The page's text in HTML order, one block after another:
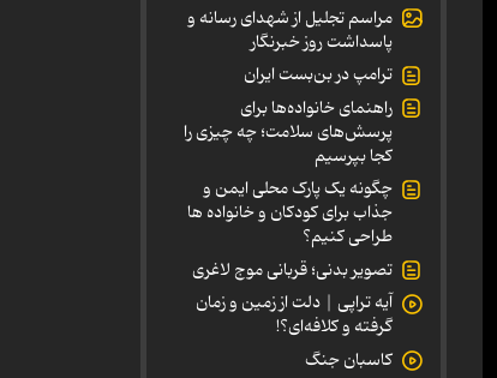
مراسم تجلیل از شهدای رسانه و
پاسداشت روز خبرنگار
ترامپ در بن‌بست ایران
راهنمای خانواده‌ها برای
پرسش‌های سلامت؛ چه چیزی را
کجا بپرسیم
چگونه یک پارک محلی ایمن و
جذاب برای کودکان و خانواده ها
طراحی کنیم؟
تصویر بدنی؛ قربانی موج لاغری
آیه تراپی | دلت از زمین و زمان
گرفته و کلافه‌ای؟!
کاسبان جنگ